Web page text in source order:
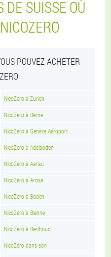
SUISSE OÙ
POUVEZ ACHETER
NicoZero à Zurich
NicoZero à Berne
NicoZero à Genève Aéroport
NicoZero à Adelboden
NicoZero à Aarau
NicoZero à Arosa
NicoZero à Baden
NicoZero à Bienne
NicoZero à Berthoud
NicoZero dans son